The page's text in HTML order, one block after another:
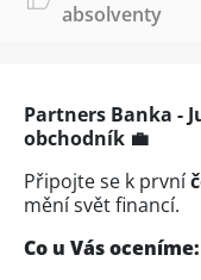
absolventy
Partners Banka -
obchodník 💼
Připojte se k první
mění svět financí.
Co u Vás oceníme: